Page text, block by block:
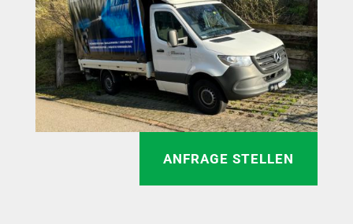
ANFRAGE STELLEN